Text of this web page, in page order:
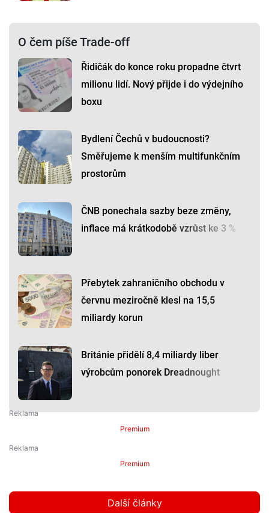
O čem píše Trade-off
Řidičák do konce roku propadne čtvrt
milionu lidí. Nový přijde i do výdejního
boxu
Bydlení Čechů v budoucnosti?
Směřujeme k menším multifunkčním
prostorům
ČNB ponechala sazby beze změny,
inflace má krátkodobě vzrůst ke 3 %
Přebytek zahraničního obchodu v
červnu meziročně klesl na 15,5
miliardy korun
Británie přidělí 8,4 miliardy liber
výrobcům ponorek Dreadnought
Premium
Premium
Další články